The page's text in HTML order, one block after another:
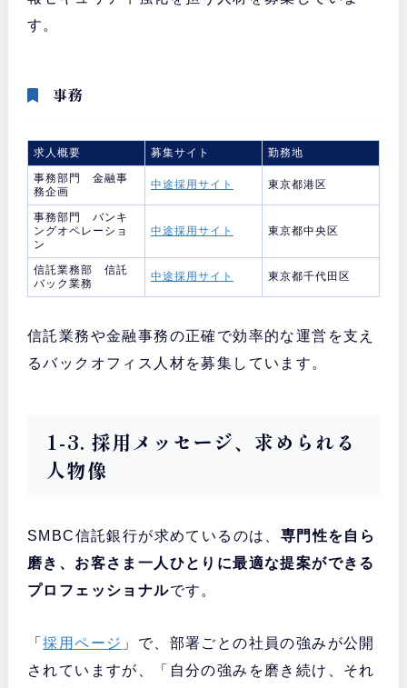
す。
事務
求人概要 募集サイト
勤務地
事務部門 金融事
務企画
中途採用サイト 東京都港区
事務部門 バンキ
ングオペレーショ
ン
中途採用サイト 東京都中央区
信託業務部 信託
バック業務
中途採用サイト 東京都千代田区
信託業務や金融事務の正確で効率的な運営を支え
るバックオフィス人材を募集しています。
1-3. 採用メッセージ、求められる
人物像
SMBC信託銀行が求めているのは、 専門性を自ら
磨き、お客さま一人ひとりに最適な提案ができる
プロフェッショナルです。
「採用ページ 」で、部署ごとの社員の強みが公開
されていますが、「自分の強みを磨き続け、それ